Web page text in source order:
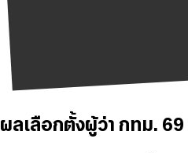
ผลเลือกตั้งผู้ว่า กทม. 69